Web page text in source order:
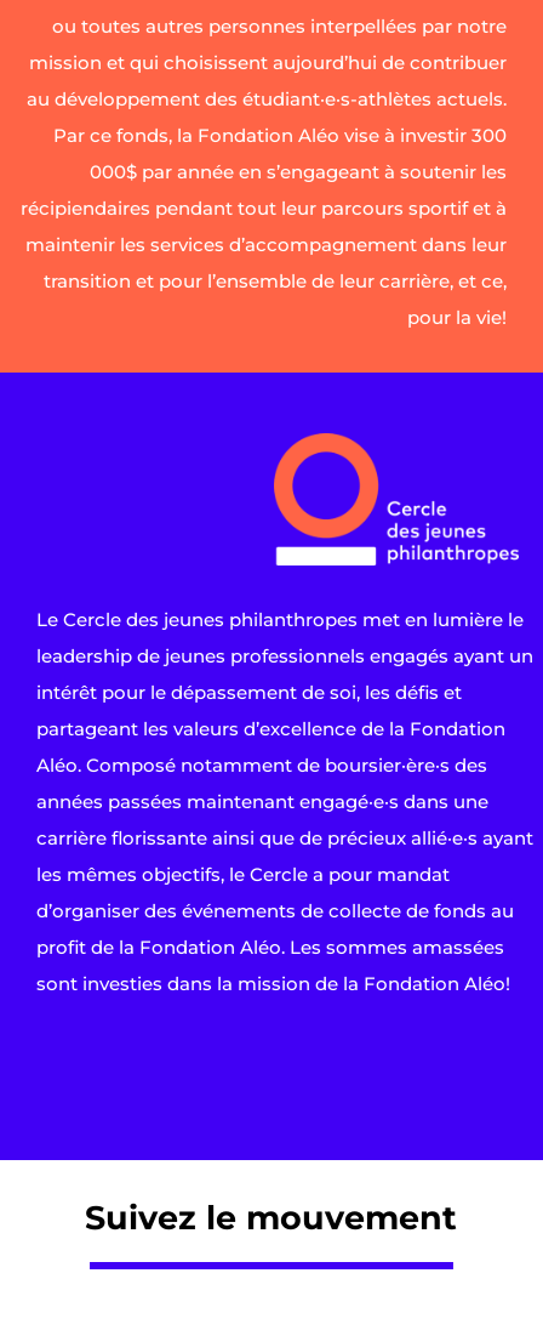
ou toutes autres personnes interpellées par notre
mission et qui choisissent aujourd’hui de contribuer
au développement des étudiant·e·s-athlètes actuels.
Par ce fonds, la Fondation Aléo vise à investir 300
000$ par année en s’engageant à soutenir les
récipiendaires pendant tout leur parcours sportif et à
maintenir les services d’accompagnement dans leur
transition et pour l’ensemble de leur carrière, et ce,
pour la vie!
Le Cercle des jeunes philanthropes met en lumière le
leadership de jeunes professionnels engagés ayant un
intérêt pour le dépassement de soi, les défis et
partageant les valeurs d’excellence de la Fondation
Aléo. Composé notamment de boursier·ère·s des
années passées maintenant engagé·e·s dans une
carrière florissante ainsi que de précieux allié·e·s ayant
les mêmes objectifs, le Cercle a pour mandat
d’organiser des événements de collecte de fonds au
profit de la Fondation Aléo. Les sommes amassées
sont investies dans la mission de la Fondation Aléo!
Suivez le mouvement